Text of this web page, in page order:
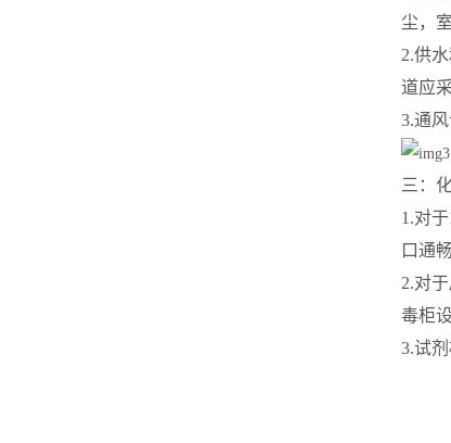
尘，
2.供
道应
3.通
三：
1.对
口通
2.对
毒柜
3.试